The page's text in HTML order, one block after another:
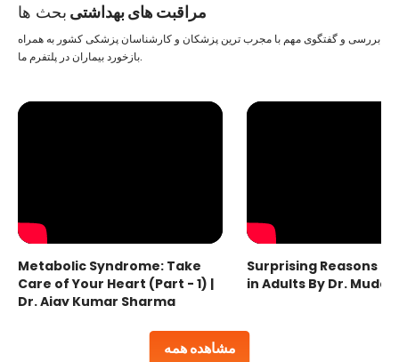
مراقبت های بهداشتی بحث ها
مشاهده همه
بررسی و گفتگوی مهم با مجرب ترین پزشکان و کارشناسان پزشکی کشور به همراه
بازخورد بیماران در پلتفرم ما.
Metabolic Syndrome: Take
Care of Your Heart (Part - 1) |
Dr. Ajay Kumar Sharma
Surprising Reasons
in Adults By Dr.